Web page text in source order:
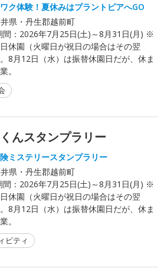
ク体験！夏休みはプラントピアへGO
県・丹生郡越前町
： 2026年7月25日(土)～8月31日(月) ※
休園（火曜日が祝日の場合はその翌
8月12日（水）は振替休園日だが、休ま
。
んスタンプラリー
ミステリースタンプラリー
県・丹生郡越前町
： 2026年7月25日(土)～8月31日(月) ※
休園（火曜日が祝日の場合はその翌
8月12日（水）は振替休園日だが、休ま
。
ビティ